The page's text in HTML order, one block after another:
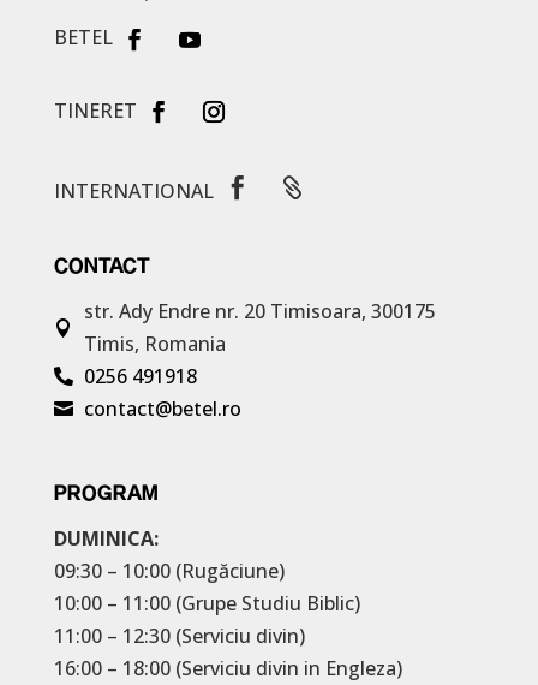
BETEL
TINERET
INTERNATIONAL  
CONTACT

str. Ady Endre nr. 20 Timisoara, 300175
Timis, Romania
 0256 491918
 contact@betel.ro
PROGRAM
DUMINICA:
09:30 – 10:00 (Rugăciune)
10:00 – 11:00 (Grupe Studiu Biblic)
11:00 – 12:30 (Serviciu divin)
16:00 – 18:00 (Serviciu divin in Engleza)